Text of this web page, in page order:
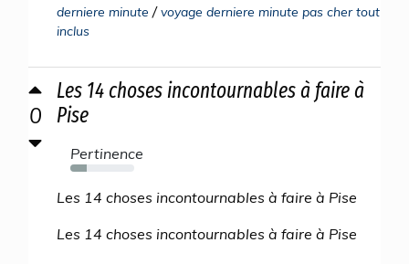
derniere minute /voyage derniere minute pas cher tout
inclus
0
Les 14 choses incontournables à faire à
Pise
Pertinence
26%
Les 14 choses incontournables à faire à Pise
Les 14 choses incontournables à faire à Pise